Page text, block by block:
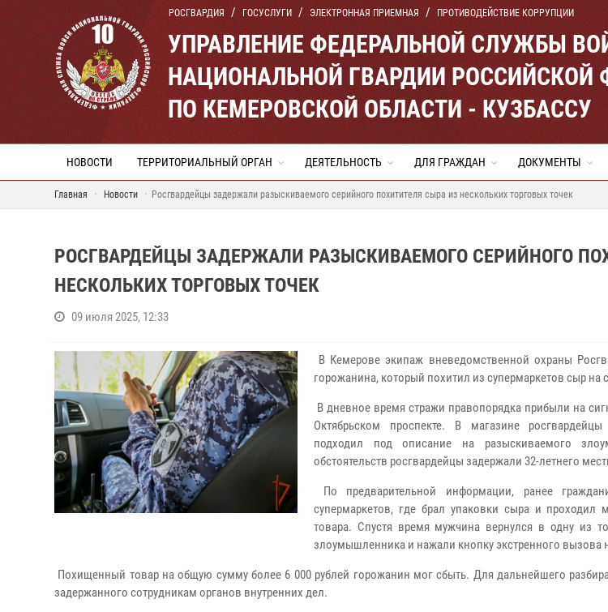
РОСГВАРДИЯ ГОСУСЛУГИ ЭЛЕКТРОННАЯ ПРИЕМНАЯ ПРОТИВОДЕЙСТВИЕ КОРРУПЦИИ
УПРАВЛЕНИЕ ФЕДЕРАЛЬНОЙ СЛУЖБЫ
НАЦИОНАЛЬНОЙ ГВАРДИИ РОССИЙСКОЙ
ПО КЕМЕРОВСКОЙ ОБЛАСТИ - КУЗБАССУ
НОВОСТИ ТЕРРИТОРИАЛЬНЫЙ ОРГАН ДЕЯТЕЛЬНОСТЬ ДЛЯ ГРАЖДАН ДОКУМЕНТЫ
Главная Новости Росгвардейцы задержали разыскиваемого серийного похитителя сыра из нескольких торговых точек
РОСГВАРДЕЙЦЫ ЗАДЕРЖАЛИ РАЗЫСКИВАЕМОГО СЕРИЙНОГО
НЕСКОЛЬКИХ ТОРГОВЫХ ТОЧЕК
09 июля 2025, 12:33
В Кемерове экипаж вневедомственной охраны
горожанина, который похитил из супермаркетов сыр на
В дневное время стражи правопорядка прибыли на
Октябрьском проспекте. В магазине
подходил под описание на разыскиваемого
обстоятельств росгвардейцы задержали 32-летнего
По предварительной информации, ранее
супермаркетов, где брал упаковки сыра и
товара. Спустя время мужчина вернулся в одну из
злоумышленника и нажали кнопку экстренного вызова
Похищенный товар на общую сумму более 6 000 рублей горожанин мог сбыть. Для дальнейшего
задержанного сотрудникам органов внутренних дел.